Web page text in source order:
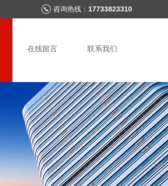
咨询热线： 17733823310
在线留言 联系我们